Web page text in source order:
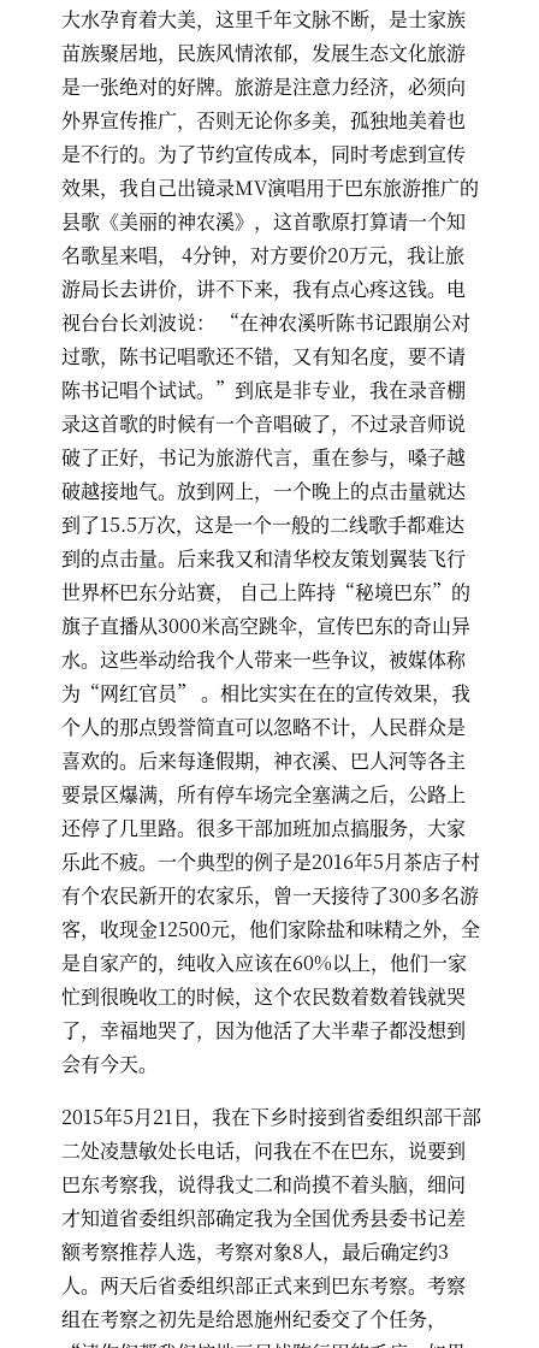
大水孕育着大美，这里千年文脉不断，是士家族
苗族聚居地，民族风情浓郁，发展生态文化旅游
是一张绝对的好牌。旅游是注意力经济，必须向
外界宣传推广，否则无论你多美，孤独地美着也
是不行的。为了节约宣传成本，同时考虑到宣传
效果，我自己出镜录MV演唱用于巴东旅游推广的
县歌《美丽的神农溪》，这首歌原打算请一个知
名歌星来唱， 4分钟，对方要价20万元，我让旅
游局长去讲价，讲不下来，我有点心疼这钱。电
视台台长刘波说： “在神农溪听陈书记跟崩公对
过歌，陈书记唱歌还不错，又有知名度，要不请
陈书记唱个试试。”到底是非专业，我在录音棚
录这首歌的时候有一个音唱破了，不过录音师说
破了正好，书记为旅游代言，重在参与，嗓子越
破越接地气。放到网上，一个晚上的点击量就达
到了15.5万次，这是一个一般的二线歌手都难达
到的点击量。后来我又和清华校友策划翼装飞行
世界杯巴东分站赛， 自己上阵持“秘境巴东”的
旗子直播从3000米高空跳伞，宣传巴东的奇山异
水。这些举动给我个人带来一些争议，被媒体称
为“网红官员” 。相比实实在在的宣传效果，我
个人的那点毁誉简直可以忽略不计，人民群众是
喜欢的。后来每逢假期，神衣溪、巴人河等各主
要景区爆满，所有停车场完全塞满之后，公路上
还停了几里路。很多干部加班加点搞服务，大家
乐此不疲。一个典型的例子是2016年5月茶店子村
有个农民新开的农家乐，曾一天接待了300多名游
客，收现金12500元，他们家除盐和味精之外，全
是自家产的，纯收入应该在60%以上，他们一家
忙到很晚收工的时候，这个农民数着数着钱就哭
了，幸福地哭了，因为他活了大半辈子都没想到
会有今天。
2015年5月21日，我在下乡时接到省委组织部干部
二处凌慧敏处长电话，问我在不在巴东，说要到
巴东考察我，说得我丈二和尚摸不着头脑，细问
才知道省委组织部确定我为全国优秀县委书记差
额考察推荐人选，考察对象8人，最后确定约3
人。两天后省委组织部正式来到巴东考察。考察
组在考察之初先是给恩施州纪委交了个任务，